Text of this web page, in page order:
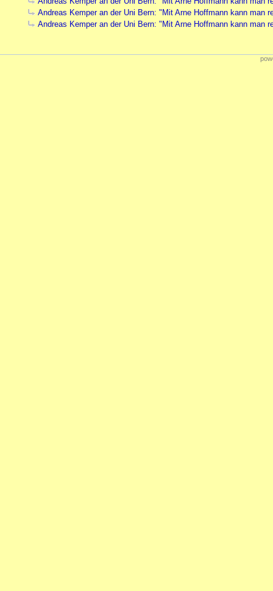
Andreas Kemper an der Uni Bern: "Mit Arne Hoffmann kann man
Andreas Kemper an der Uni Bern: "Mit Arne Hoffmann kann man